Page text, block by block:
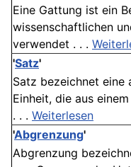
Eine Gattung ist ein
wissenschaftlichen
verwendet . . .
'Satz'
Satz bezeichnet eine
Einheit, die aus
. . . Weiterlesen
'Abgrenzung'
Abgrenzung